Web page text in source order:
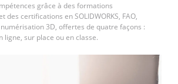
grâce à des formations
des certifications en SOLIDWORKS, FAO,
3D, offertes de quatre façons :
ligne, sur place ou en classe.